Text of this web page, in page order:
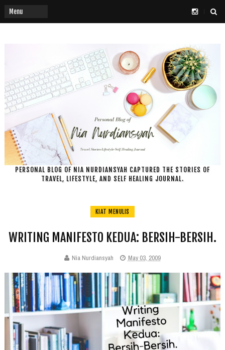
PERSONAL BLOG OF NIA NURDIANSYAH CAPTURED THE STORIES OF
TRAVEL, LIFESTYLE, AND SELF HEALING JOURNAL.
KIAT MENULIS
WRITING MANIFESTO KEDUA: BERSIH-BERSIH.
Nia Nurdiansyah May 03, 2009